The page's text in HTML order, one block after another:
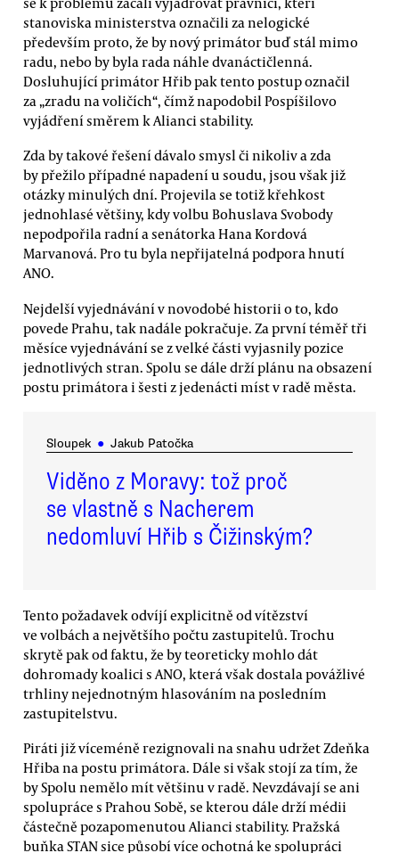
stanoviska ministerstva označili za nelogické
především proto, že by nový primátor buď stál mimo
radu, nebo by byla rada náhle dvanáctičlenná.
Dosluhující primátor Hřib pak tento postup označil
za „zradu na voličích“, čímž napodobil Pospíšilovo
vyjádření směrem k Alianci stability.
Zda by takové řešení dávalo smysl či nikoliv a zda
by přežilo případné napadení u soudu, jsou však již
otázky minulých dní. Projevila se totiž křehkost
jednohlasé většiny, kdy volbu Bohuslava Svobody
nepodpořila radní a senátorka Hana Kordová
Marvanová. Pro tu byla nepřijatelná podpora hnutí
ANO.
Nejdelší vyjednávání v novodobé historii o to, kdo
povede Prahu, tak nadále pokračuje. Za první téměř tři
měsíce vyjednávání se z velké části vyjasnily pozice
jednotlivých stran. Spolu se dále drží plánu na obsazení
postu primátora i šesti z jedenácti míst v radě města.
Sloupek ● Jakub Patočka
Viděno z Moravy: tož proč
se vlastně s Nacherem
nedomluví Hřib s Čižinským?
Tento požadavek odvíjí explicitně od vítězství
ve volbách a největšího počtu zastupitelů. Trochu
skrytě pak od faktu, že by teoreticky mohlo dát
dohromady koalici s ANO, která však dostala povážlivé
trhliny nejednotným hlasováním na posledním
zastupitelstvu.
Piráti již víceméně rezignovali na snahu udržet Zdeňka
Hřiba na postu primátora. Dále si však stojí za tím, že
by Spolu nemělo mít většinu v radě. Nevzdávají se ani
spolupráce s Prahou Sobě, se kterou dále drží médii
částečně pozapomenutou Alianci stability. Pražská
buňka STAN sice působí více ochotná ke spolupráci